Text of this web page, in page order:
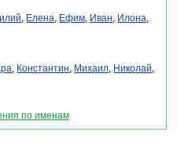
, Елена, Ефим, Иван, Илона,
, Константин, Михаил, Николай,
по именам